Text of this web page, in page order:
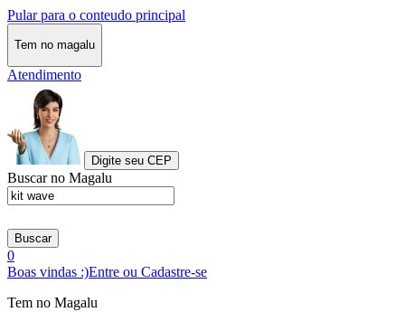
Pular para o conteudo principal
Tem no magalu
Atendimento
Digite seu CEP
Buscar no Magalu
Buscar
0
Boas vindas :)Entre ou Cadastre-se
Tem no Magalu